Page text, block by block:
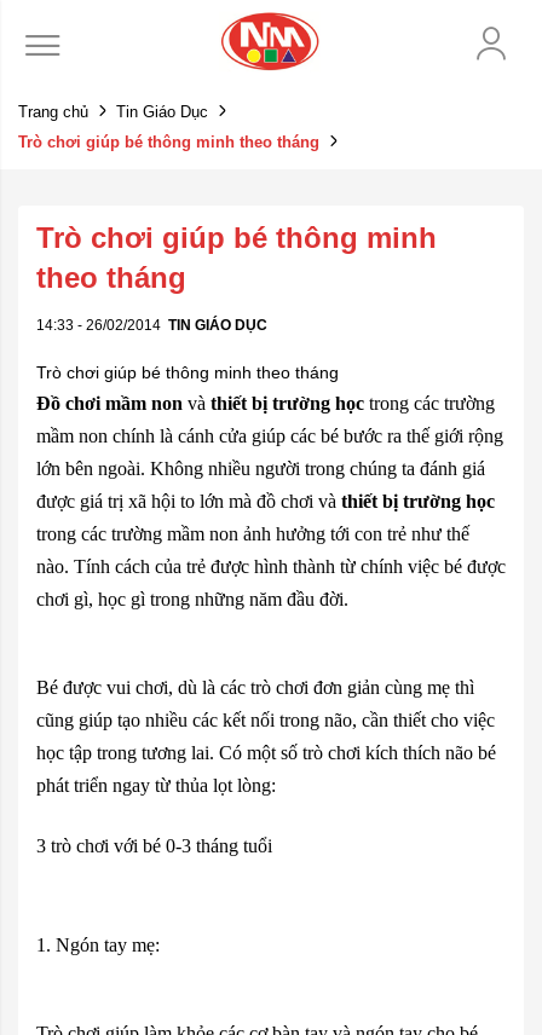
Trang chủ
Tin Giáo Dục
Trò chơi giúp bé thông minh theo tháng
Trò chơi giúp bé thông minh
theo tháng
14:33 - 26/02/2014 TIN GIÁO DỤC
Trò chơi giúp bé thông minh theo tháng
Đồ chơi mầm non và thiết bị trường học trong các trường
mầm non chính là cánh cửa giúp các bé bước ra thế giới rộng
lớn bên ngoài. Không nhiều người trong chúng ta đánh giá
được giá trị xã hội to lớn mà đồ chơi và thiết bị trường học
trong các trường mầm non ảnh hưởng tới con trẻ như thế
nào. Tính cách của trẻ được hình thành từ chính việc bé được
chơi gì, học gì trong những năm đầu đời.
Bé được vui chơi, dù là các trò chơi đơn giản cùng mẹ thì
cũng giúp tạo nhiều các kết nối trong não, cần thiết cho việc
học tập trong tương lai. Có một số trò chơi kích thích não bé
phát triển ngay từ thủa lọt lòng:
3 trò chơi với bé 0-3 tháng tuổi
1. Ngón tay mẹ: